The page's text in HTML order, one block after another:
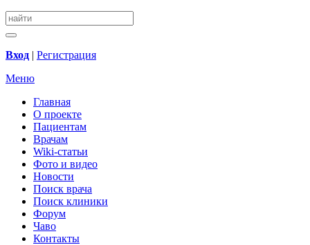
Вход | Регистрация
Меню
Главная
О проекте
Пациентам
Врачам
Wiki-статьи
Фото и видео
Новости
Поиск врача
Поиск клиники
Форум
Чаво
Контакты